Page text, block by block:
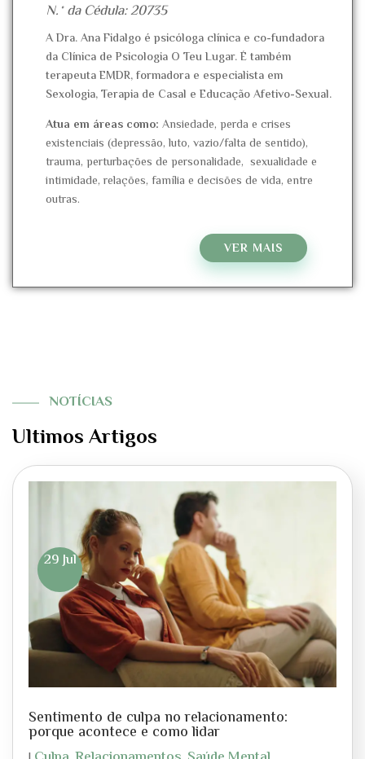
N.º da Cédula: 20735
A Dra. Ana Fidalgo é psicóloga clínica e co-fundadora
da Clínica de Psicologia O Teu Lugar. É também
terapeuta EMDR, formadora e especialista em
Sexologia, Terapia de Casal e Educação Afetivo-Sexual.
Atua em áreas como: Ansiedade, perda e crises
existenciais (depressão, luto, vazio/falta de sentido),
trauma, perturbações de personalidade, sexualidade e
intimidade, relações, família e decisões de vida, entre
outras.
VER MAIS
NOTÍCIAS
Ultimos Artigos
Sentimento de culpa no relacionamento:
porque acontece e como lidar
29 Jul